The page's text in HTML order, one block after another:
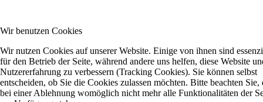
Wir benutzen Cookies
Wir nutzen Cookies auf unserer Website. Einige von ihnen sind
für den Betrieb der Seite, während andere uns helfen, diese Website
Nutzererfahrung zu verbessern (Tracking Cookies). Sie können selbst
entscheiden, ob Sie die Cookies zulassen möchten. Bitte beachten Sie,
bei einer Ablehnung womöglich nicht mehr alle Funktionalitäten der